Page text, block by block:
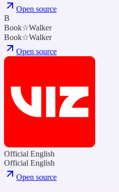
Open source
B
Book☆Walker
Book☆Walker
Open source
Official English
Official English
Open source